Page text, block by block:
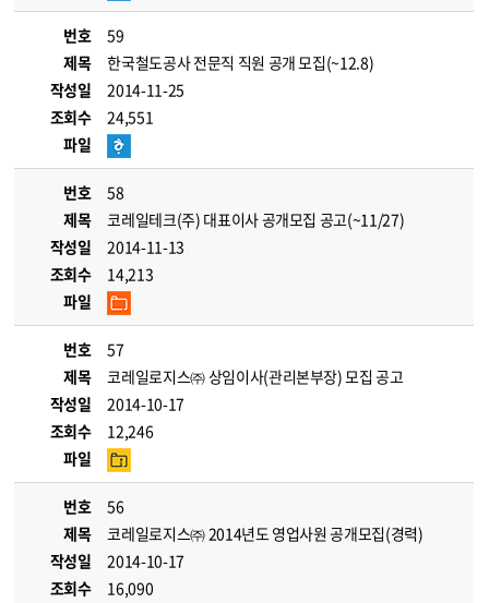
번호
59
제목
한국철도공사 전문직 직원 공개 모집(~12.8)
작성일
2014-11-25
조회수
24,551
파일
번호
58
제목
코레일테크(주) 대표이사 공개모집 공고(~11/27)
작성일
2014-11-13
조회수
14,213
파일
번호
57
제목
코레일로지스㈜ 상임이사(관리본부장) 모집 공고
작성일
2014-10-17
조회수
12,246
파일
번호
56
제목
코레일로지스㈜ 2014년도 영업사원 공개모집(경력)
작성일
2014-10-17
조회수
16,090